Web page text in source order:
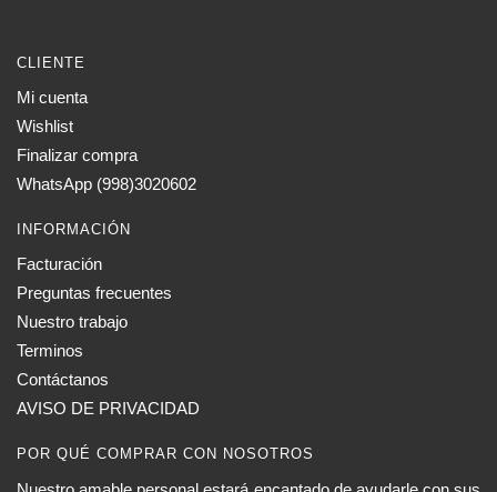
CLIENTE
Mi cuenta
Wishlist
Finalizar compra
WhatsApp (998)3020602
INFORMACIÓN
Facturación
Preguntas frecuentes
Nuestro trabajo
Terminos
Contáctanos
AVISO DE PRIVACIDAD
POR QUÉ COMPRAR CON NOSOTROS